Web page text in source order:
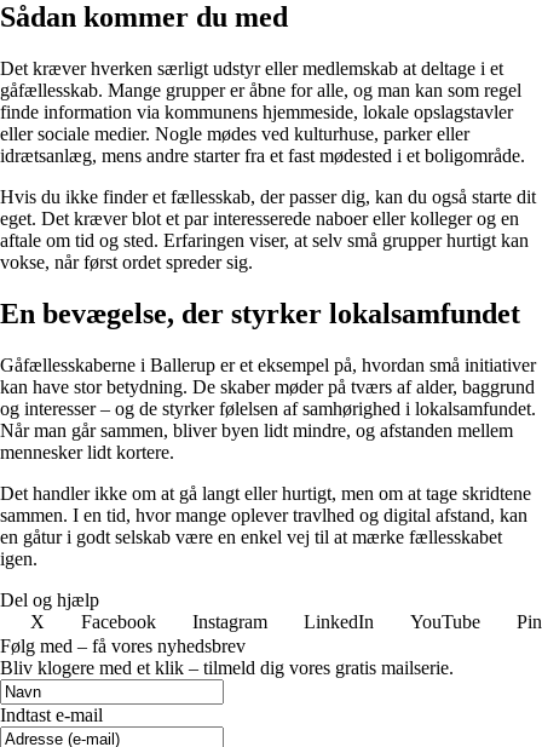
Sådan kommer du med
Det kræver hverken særligt udstyr eller medlemskab at deltage i et
gåfællesskab. Mange grupper er åbne for alle, og man kan som regel
finde information via kommunens hjemmeside, lokale opslagstavler
eller sociale medier. Nogle mødes ved kulturhuse, parker eller
idrætsanlæg, mens andre starter fra et fast mødested i et boligområde.
Hvis du ikke finder et fællesskab, der passer dig, kan du også starte dit
eget. Det kræver blot et par interesserede naboer eller kolleger og en
aftale om tid og sted. Erfaringen viser, at selv små grupper hurtigt kan
vokse, når først ordet spreder sig.
En bevægelse, der styrker lokalsamfundet
Gåfællesskaberne i Ballerup er et eksempel på, hvordan små initiativer
kan have stor betydning. De skaber møder på tværs af alder, baggrund
og interesser – og de styrker følelsen af samhørighed i lokalsamfundet.
Når man går sammen, bliver byen lidt mindre, og afstanden mellem
mennesker lidt kortere.
Det handler ikke om at gå langt eller hurtigt, men om at tage skridtene
sammen. I en tid, hvor mange oplever travlhed og digital afstand, kan
en gåtur i godt selskab være en enkel vej til at mærke fællesskabet
igen.
Del og hjælp
X
Facebook Instagram LinkedIn YouTube
Følg med – få vores nyhedsbrev
Bliv klogere med et klik – tilmeld dig vores gratis mailserie.
Indtast e-mail